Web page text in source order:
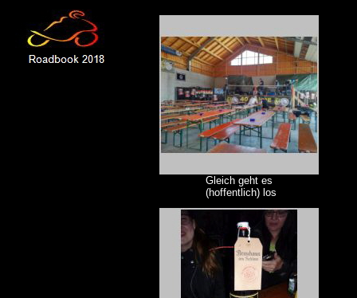
Gleich geht es
(hoffentlich) los